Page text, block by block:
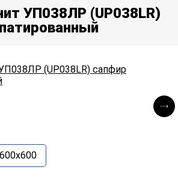
УП038ЛР (UP038LR)
600x600